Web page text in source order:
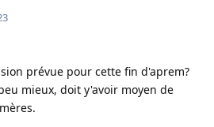
prévue pour cette fin d'aprem?
mieux, doit y'avoir moyen de